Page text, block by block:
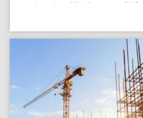
soudage de treillis d'armature CNC